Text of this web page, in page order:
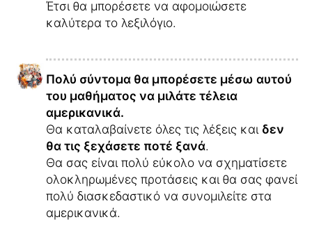
Έτσι θα μπορέσετε να αφομοιώσετε
καλύτερα το λεξιλόγιο.
Πολύ σύντομα θα μπορέσετε μέσω αυτού
του μαθήματος να μιλάτε τέλεια
αμερικανικά.
Θα καταλαβαίνετε όλες τις λέξεις και δεν
θα τις ξεχάσετε ποτέ ξανά.
Θα σας είναι πολύ εύκολο να σχηματίσετε
ολοκληρωμένες προτάσεις και θα σας φανεί
πολύ διασκεδαστικό να συνομιλείτε στα
αμερικανικά.